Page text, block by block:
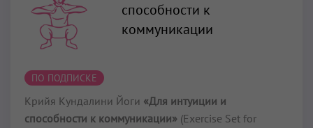
способности к
коммуникации
ПО ПОДПИСКЕ
Крийя Кундалини Йоги «Для интуиции и
способности к коммуникации» (Exercise Set for